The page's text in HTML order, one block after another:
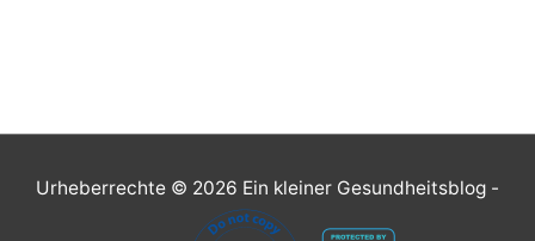
Urheberrechte © 2026 Ein kleiner Gesundheitsblog -